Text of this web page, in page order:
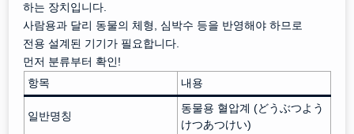
하는 장치입니다.
사람용과 달리 동물의 체형, 심박수 등을 반영해야 하므로
전용 설계된 기기가 필요합니다.
먼저 분류부터 확인!
항목
내용
일반명칭
동물용 혈압계 (どうぶつよう
けつあつけい)